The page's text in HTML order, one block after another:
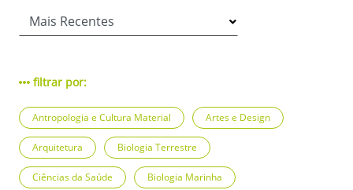
filtrar por:
Antropologia e Cultura Material Artes e Design
Arquitetura Biologia Terrestre
Ciências da Saúde Biologia Marinha